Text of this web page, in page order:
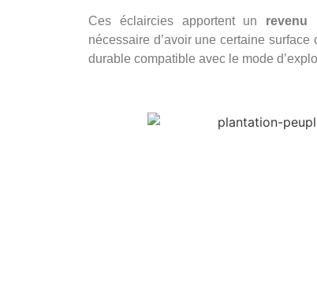
Ces éclaircies apportent un revenu
nécessaire d’avoir une certaine
durable compatible avec le mode